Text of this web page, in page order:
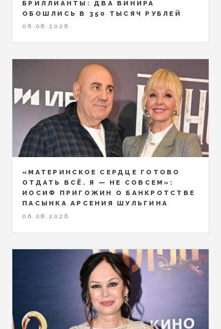
БРИЛЛИАНТЫ: ДВА ВИНИРА
ОБОШЛИСЬ В 350 ТЫСЯЧ РУБЛЕЙ
06.08.2026
«МАТЕРИНСКОЕ СЕРДЦЕ ГОТОВО
ОТДАТЬ ВСЁ. Я — НЕ СОВСЕМ»:
ИОСИФ ПРИГОЖИН О БАНКРОТСТВЕ
ПАСЫНКА АРСЕНИЯ ШУЛЬГИНА
06.08.2026